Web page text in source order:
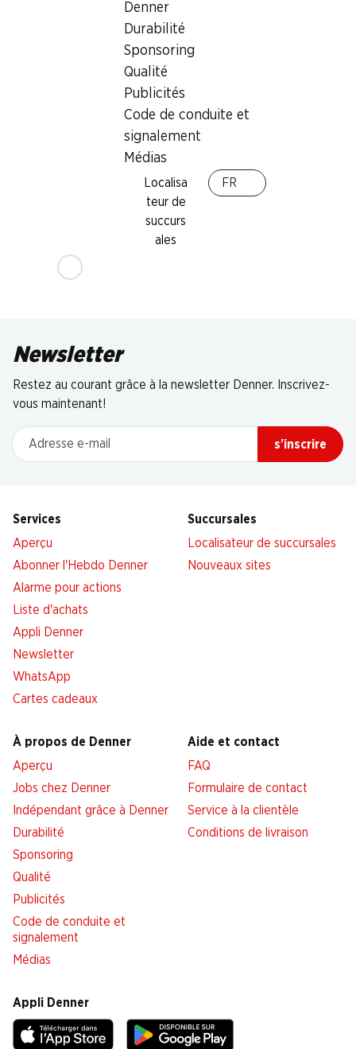
Denner
Durabilité
Sponsoring
Qualité
Publicités
Code de conduite et
signalement
Médias
Localisa
teur de
succurs
ales
FR
Newsletter
Restez au courant grâce à la newsletter Denner. Inscrivez-
vous maintenant!
Adresse e-mail
s’inscrire
Services
Aperçu
Abonner l'Hebdo Denner
Alarme pour actions
Liste d'achats
Appli Denner
Newsletter
WhatsApp
Cartes cadeaux
Succursales
Localisateur de succursales
Nouveaux sites
À propos de Denner
Aperçu
Jobs chez Denner
Indépendant grâce à Denner
Durabilité
Sponsoring
Qualité
Publicités
Code de conduite et
signalement
Médias
Aide et contact
FAQ
Formulaire de contact
Service à la clientèle
Conditions de livraison
Appli Denner